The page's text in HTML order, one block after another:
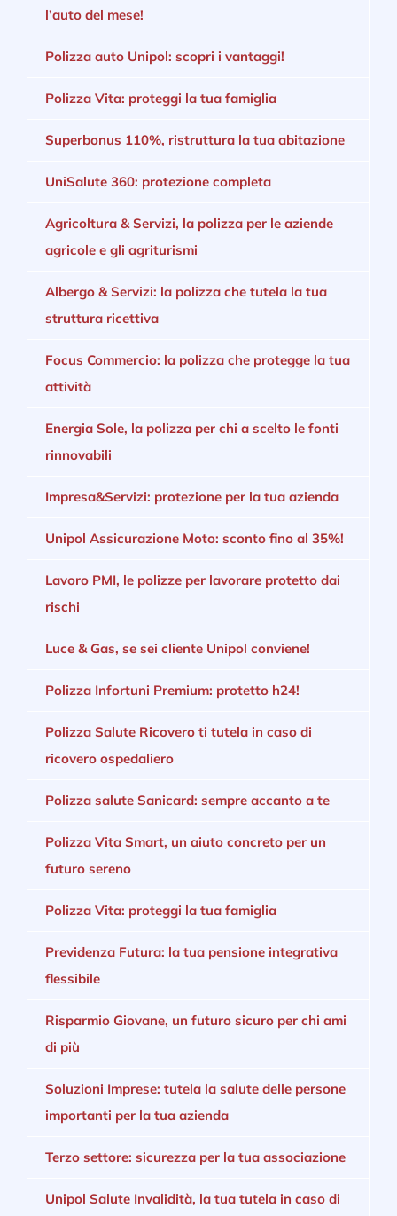
l’auto del mese!
Polizza auto Unipol: scopri i vantaggi!
Polizza Vita: proteggi la tua famiglia
Superbonus 110%, ristruttura la tua abitazione
UniSalute 360: protezione completa
Agricoltura & Servizi, la polizza per le aziende
agricole e gli agriturismi
Albergo & Servizi: la polizza che tutela la tua
struttura ricettiva
Focus Commercio: la polizza che protegge la tua
attività
Energia Sole, la polizza per chi a scelto le fonti
rinnovabili
Impresa&Servizi: protezione per la tua azienda
Unipol Assicurazione Moto: sconto fino al 35%!
Lavoro PMI, le polizze per lavorare protetto dai
rischi
Luce & Gas, se sei cliente Unipol conviene!
Polizza Infortuni Premium: protetto h24!
Polizza Salute Ricovero ti tutela in caso di
ricovero ospedaliero
Polizza salute Sanicard: sempre accanto a te
Polizza Vita Smart, un aiuto concreto per un
futuro sereno
Polizza Vita: proteggi la tua famiglia
Previdenza Futura: la tua pensione integrativa
flessibile
Risparmio Giovane, un futuro sicuro per chi ami
di più
Soluzioni Imprese: tutela la salute delle persone
importanti per la tua azienda
Terzo settore: sicurezza per la tua associazione
Unipol Salute Invalidità, la tua tutela in caso di